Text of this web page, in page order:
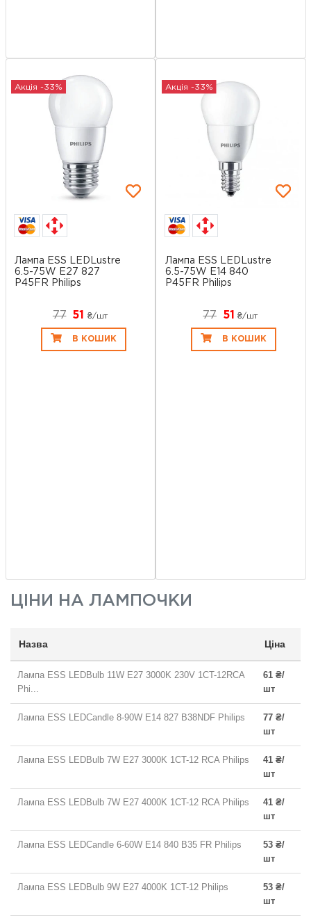
Акція -33%
Лампа ESS LEDLustre
6.5-75W E27 827
P45FR Philips
77 51 ₴/шт
В КОШИК
Акція -33%
Лампа ESS LEDLustre
6.5-75W E14 840
P45FR Philips
77 51₴/шт
В КОШИК
ЦІНИ НА ЛАМПОЧКИ
Назва Ціна
Лампа ESS LEDBulb 11W E27 3000K 230V 1CT-12RCA
Phi...
61 ₴/
шт
Лампа ESS LEDCandle 8-90W E14 827 B38NDF Philips
77 ₴/
шт
Лампа ESS LEDBulb 7W E27 3000K 1CT-12 RCA Philips
41 ₴/
шт
Лампа ESS LEDBulb 7W E27 4000K 1CT-12 RCA Philips
41 ₴/
шт
Лампа ESS LEDCandle 6-60W E14 840 B35 FR Philips
53 ₴/
шт
Лампа ESS LEDBulb 9W E27 4000K 1CT-12 Philips
53 ₴/
шт